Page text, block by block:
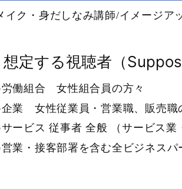
イク・身だしなみ講師/イメージア
想定する視聴者（
働組合 女性組合員の方々
業 女性従業員・営業職、販売職
ービス 従事者 全般 （サービス業
業・接客部署を含む全ビジネスパ